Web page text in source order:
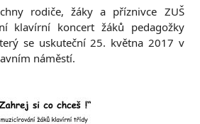
rodiče, žáky a příznivce ZUŠ
klavírní koncert žáků pedagožky
se uskuteční 25. května 2017 v
náměstí.